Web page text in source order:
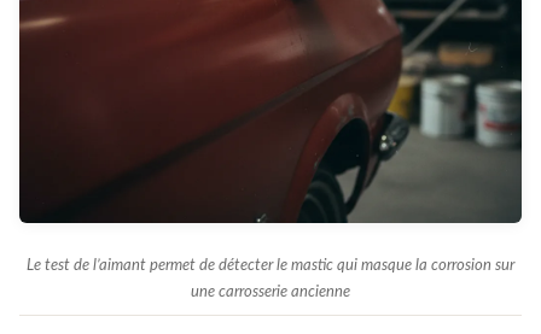
Le test de l’aimant permet de détecter le mastic qui masque la corrosion sur
une carrosserie ancienne